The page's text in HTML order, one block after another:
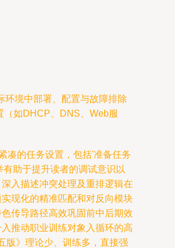
环境中部署、配置与故障排除
（如DHCP、DNS、Web服
凑的任务设置，包括'准备任务
助于提升读者的调试意识以
入描述冲突处理及重排逻辑在
现化的精准匹配和对反向模块
传导路径高效巩固前中后期效
推动职业训练对象入循环的高
版》理论少、训练多，直接强